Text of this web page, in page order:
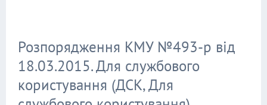
Розпорядження КМУ №493-р від
18.03.2015. Для службового
користування (ДСК, Для